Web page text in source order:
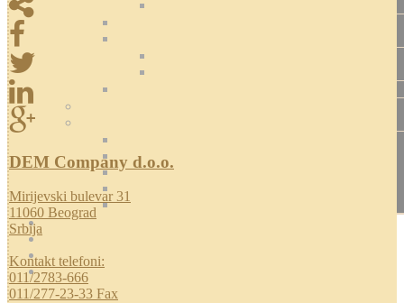
DEM Company d.o.o.
Mirijevski bulevar 31
11060 Beograd
Srbija
Kontakt telefoni:
011/2783-666
011/277-23-33 Fax